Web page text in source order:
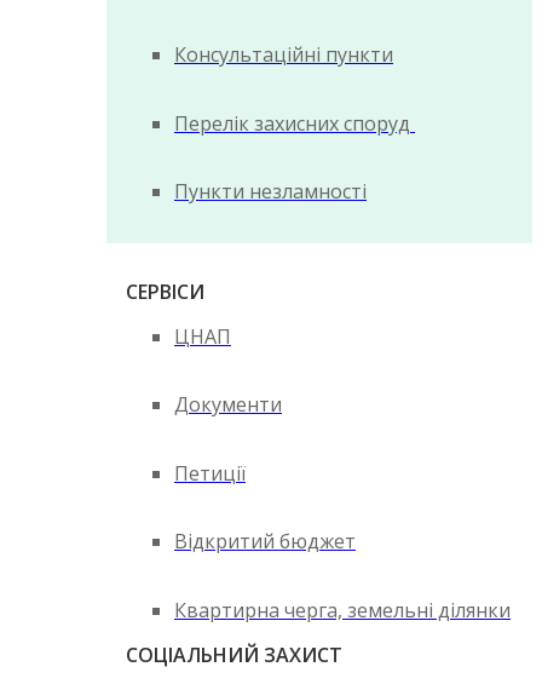
Консультаційні пункти
Перелік захисних споруд
Пункти незламності
СЕРВІСИ
ЦНАП
Документи
Петиції
Відкритий бюджет
Квартирна черга, земельні ділянки
СОЦІАЛЬНИЙ ЗАХИСТ